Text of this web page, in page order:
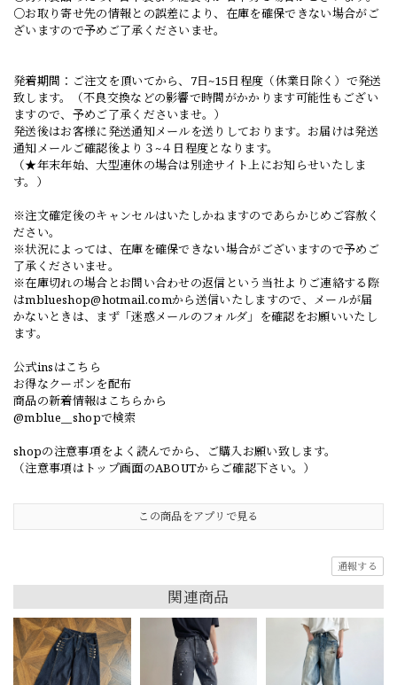
○お取り寄せ先の情報との誤差により、在庫を確保できない場合がご
ざいますので予めご了承くださいませ。
発着期間：ご注文を頂いてから、7日~15日程度（休業日除く）で発送
致します。（不良交換などの影響で時間がかかります可能性もござい
ますので、予めご了承くださいませ。）
発送後はお客様に発送通知メールを送りしております。お届けは発送
通知メールご確認後より３~４日程度となります。
（★年末年始、大型連休の場合は別途サイト上にお知らせいたしま
す。）
※注文確定後のキャンセルはいたしかねますのであらかじめご容赦く
ださい。
※状況によっては、在庫を確保できない場合がございますので予めご
了承くださいませ。
※在庫切れの場合とお問い合わせの返信という当社よりご連絡する際
はmblueshop@hotmail.comから送信いたしますので、メールが届
かないときは、まず「迷惑メールのフォルダ」を確認をお願いいたし
ます。
公式insはこちら
お得なクーポンを配布
商品の新着情報はこちらから
@mblue__shopで検索
shopの注意事項をよく読んでから、ご購入お願い致します。
（注意事項はトップ画面のABOUTからご確認下さい。）
この商品をアプリで見る
通報する
関連商品